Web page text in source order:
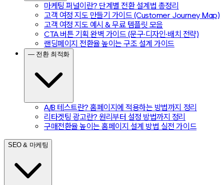
마케팅 퍼널이란? 단계별 전환 설계법 총정리
고객 여정 지도 만들기 가이드 (Customer Journey Map)
고객 여정 지도 예시 & 무료 템플릿 모음
CTA 버튼 기획 완벽 가이드 (문구·디자인·배치 전략)
랜딩페이지 전환율 높이는 구조 설계 가이드
— 전환 최적화
A/B 테스트란? 홈페이지에 적용하는 방법까지 정리
리타겟팅 광고란? 원리부터 설정 방법까지 정리
구매전환율 높이는 홈페이지 설계 방법 실전 가이드
SEO & 마케팅